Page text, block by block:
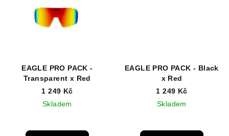
EAGLE PRO PACK -
Transparent x Red
1 249 Kč
Skladem
hodnocení
EAGLE PRO PACK - Black
x Red
1 249 Kč
Skladem